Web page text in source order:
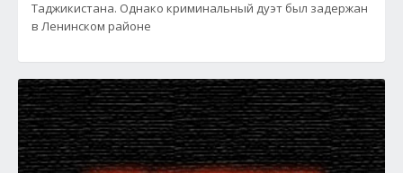
Таджикистана. Однако криминальный дуэт был задержан
в Ленинском районе